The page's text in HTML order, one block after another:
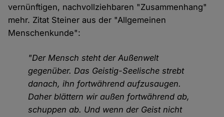
vernünftigen, nachvollziehbaren "Zusammenhang"
mehr. Zitat Steiner aus der "Allgemeinen
Menschenkunde":
"Der Mensch steht der Außenwelt
gegenüber. Das Geistig-Seelische strebt
danach, ihn fortwährend aufzusaugen.
Daher blättern wir außen fortwährend ab,
schuppen ab. Und wenn der Geist nicht